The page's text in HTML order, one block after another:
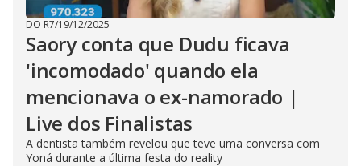
DO R7/19/12/2025
Saory conta que Dudu ficava
'incomodado' quando ela
mencionava o ex-namorado |
Live dos Finalistas
A dentista também revelou que teve uma conversa com
Yoná durante a última festa do reality